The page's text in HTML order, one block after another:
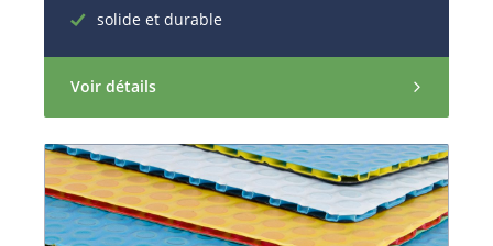
solide et durable
Voir détails